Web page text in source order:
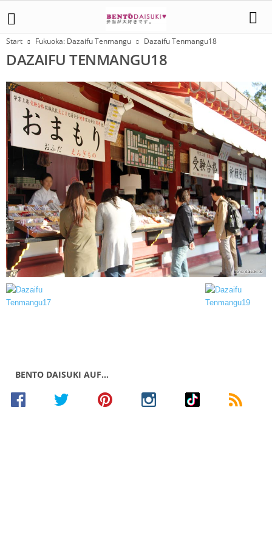
Start Fukuoka: Dazaifu Tenmangu Dazaifu Tenmangu18
DAZAIFU TENMANGU18
BENTO DAISUKI AUF…